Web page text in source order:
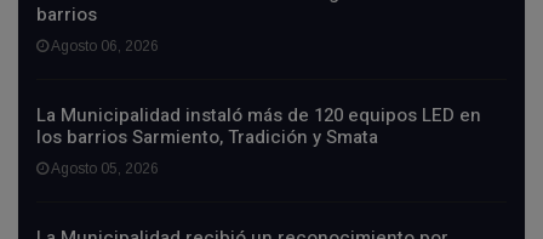
barrios
Agosto 06, 2026
La Municipalidad instaló más de 120 equipos LED en
los barrios Sarmiento, Tradición y Smata
Agosto 05, 2026